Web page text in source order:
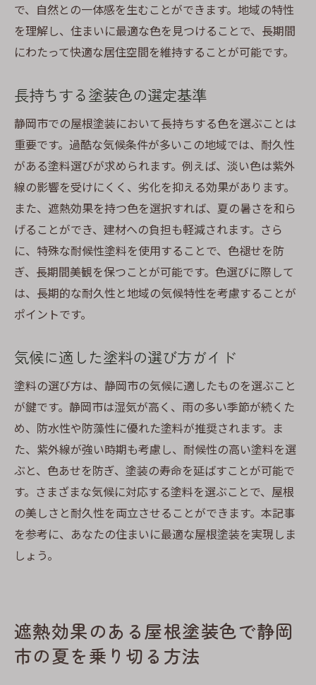
で、自然との一体感を生むことができます。地域の特性
を理解し、住まいに最適な色を見つけることで、長期間
にわたって快適な居住空間を維持することが可能です。
長持ちする塗装色の選定基準
静岡市での屋根塗装において長持ちする色を選ぶことは
重要です。過酷な気候条件が多いこの地域では、耐久性
がある塗料選びが求められます。例えば、淡い色は紫外
線の影響を受けにくく、劣化を抑える効果があります。
また、遮熱効果を持つ色を選択すれば、夏の暑さを和ら
げることができ、建材への負担も軽減されます。さら
に、特殊な耐候性塗料を使用することで、色褪せを防
ぎ、長期間美観を保つことが可能です。色選びに際して
は、長期的な耐久性と地域の気候特性を考慮することが
ポイントです。
気候に適した塗料の選び方ガイド
塗料の選び方は、静岡市の気候に適したものを選ぶこと
が鍵です。静岡市は湿気が高く、雨の多い季節が続くた
め、防水性や防藻性に優れた塗料が推奨されます。ま
た、紫外線が強い時期も考慮し、耐候性の高い塗料を選
ぶと、色あせを防ぎ、塗装の寿命を延ばすことが可能で
す。さまざまな気候に対応する塗料を選ぶことで、屋根
の美しさと耐久性を両立させることができます。本記事
を参考に、あなたの住まいに最適な屋根塗装を実現しま
しょう。
遮熱効果のある屋根塗装色で静岡
市の夏を乗り切る方法